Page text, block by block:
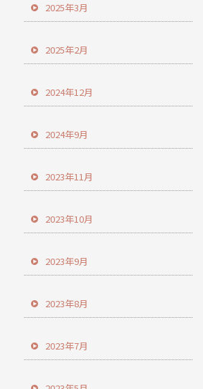
2025年3月
2025年2月
2024年12月
2024年9月
2023年11月
2023年10月
2023年9月
2023年8月
2023年7月